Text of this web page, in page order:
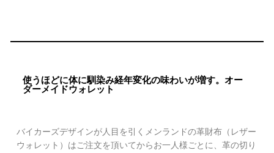
使うほどに体に馴染み経年変化の味わいが増す。オー
ダーメイドウォレット
バイカーズデザインが人目を引くメンランドの革財布（レザー
ウォレット）はご注文を頂いてからお一人様ごとに、革の切り